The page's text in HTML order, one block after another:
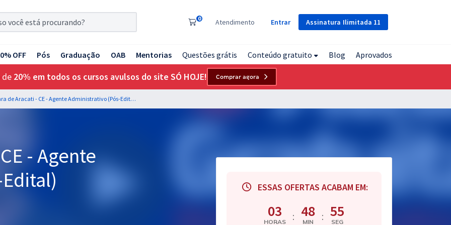
Assinatura Ilimitada 11
0 Atendimento Entrar
OFF Pós Graduação OAB Mentorias Questões grátis Conteúdo gratuito Blog Aprovados
de 20% em todos os cursos avulsos do site SÓ HOJE! Comprar agora
Câmara de Aracati - CE - Agente Administrativo (Pós-Edital)
- Agente
ESSAS OFERTAS ACABAM EM:
03
HORAS : 48
MIN : 54
SEG